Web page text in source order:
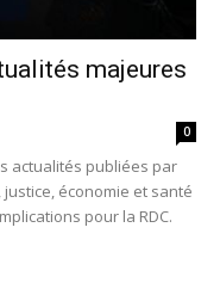
majeures
0
actualités publiées par
justice, économie et santé
pour la RDC.